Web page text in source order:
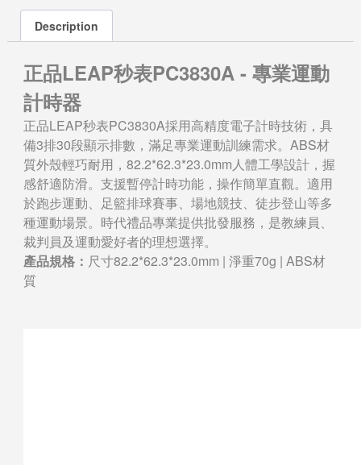
Description
正品LEAP秒表PC3830A - 專業運動
計時器
正品LEAP秒表PC3830A採用高精度電子計時技術，具
備3排30段顯示排數，滿足專業運動訓練需求。ABS材
質外殼輕巧耐用，82.2*62.3*23.0mm人體工學設計，握
感舒適防滑。支援暫停計時功能，操作簡單直觀。適用
於跑步運動、足籃排球賽事、場地競技、徒步登山等多
種運動場景。時代禮品專業提供批發服務，是教練員、
裁判員及運動愛好者的理想選擇。
產品規格： 尺寸82.2*62.3*23.0mm | 淨重70g | ABS材
質